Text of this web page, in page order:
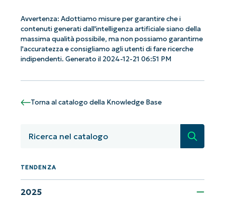
Avvertenza: Adottiamo misure per garantire che i
contenuti generati dall'intelligenza artificiale siano della
massima qualità possibile, ma non possiamo garantirne
l'accuratezza e consigliamo agli utenti di fare ricerche
indipendenti. Generato il 2024-12-21 06:51 PM
Torna al catalogo della Knowledge Base
Ricerca
TENDENZA
2025
Iniziate con le analisi KB guidate
dall'AI di NinjaOne!
Non è richiesta alcuna carta di credito e si ha
and